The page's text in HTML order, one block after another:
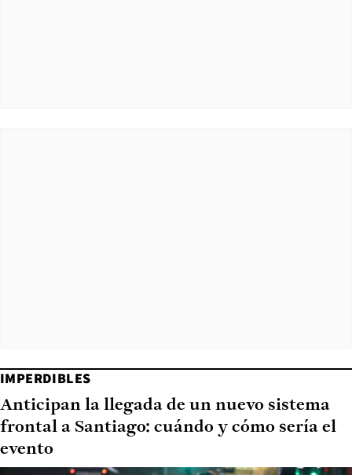
IMPERDIBLES
Anticipan la llegada de un nuevo sistema
frontal a Santiago: cuándo y cómo sería el
evento